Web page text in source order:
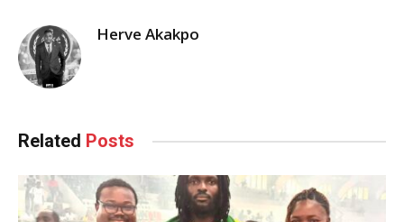
Herve Akakpo
Related Posts